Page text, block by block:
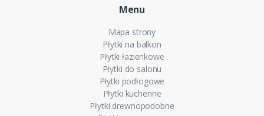
Menu
Mapa strony
Płytki na balkon
Płytki łazienkowe
Płytki do salonu
Płytki podłogowe
Płytki kuchenne
Płytki drewnopodobne